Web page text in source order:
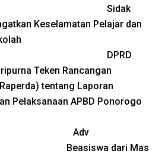
Sidak
Keselamatan Pelajar dan
DPRD
Teken Rancangan
tentang Laporan
Pelaksanaan APBD Ponorogo
Adv
Beasiswa dari Mas